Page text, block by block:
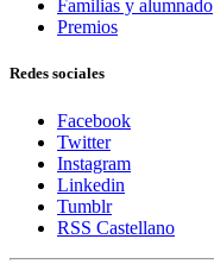
Familias y alumnado
Premios
Redes sociales
Facebook
Twitter
Instagram
Linkedin
Tumblr
RSS Castellano